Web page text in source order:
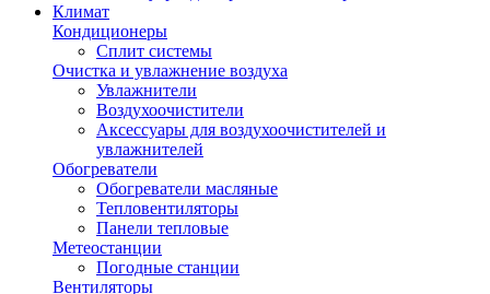
Климат
Кондиционеры
Сплит системы
Очистка и увлажнение воздуха
Увлажнители
Воздухоочистители
Аксессуары для воздухоочистителей и
увлажнителей
Обогреватели
Обогреватели масляные
Тепловентиляторы
Панели тепловые
Метеостанции
Погодные станции
Вентиляторы